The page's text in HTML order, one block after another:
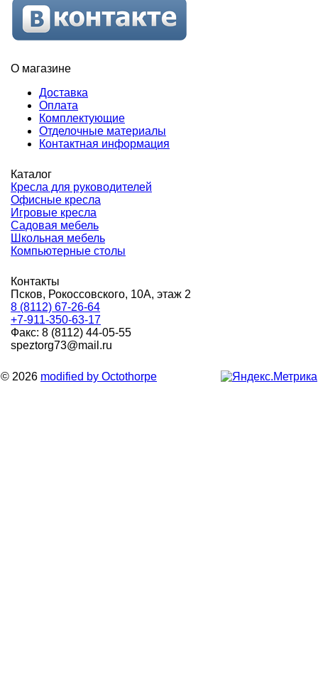
О магазине
Доставка
Оплата
Комплектующие
Отделочные материалы
Контактная информация
Каталог
Кресла для руководителей
Офисные кресла
Игровые кресла
Садовая мебель
Школьная мебель
Компьютерные столы
Контакты
Псков, Рокоссовского, 10А, этаж 2
8 (8112) 67-26-64
+7-911-350-63-17
Факс: 8 (8112) 44-05-55
speztorg73@mail.ru
© 2026 modified by Octothorpe